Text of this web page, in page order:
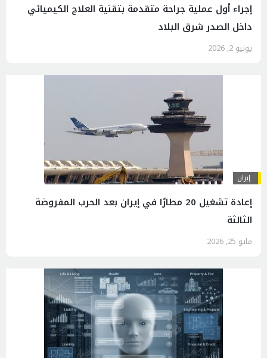
إجراء أول عملية جراحة متقدمة بتقنية العلاج الكيميائي
داخل الصدر شرق البلاد
يونيو 2, 2026
إيران
إعادة تشغيل 20 مطارًا في إيران بعد الحرب المفروضة
الثالثة
مايو 25, 2026